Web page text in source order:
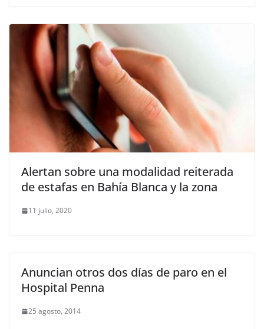
Alertan sobre una modalidad reiterada
de estafas en Bahía Blanca y la zona
11 julio, 2020
Anuncian otros dos días de paro en el
Hospital Penna
25 agosto, 2014